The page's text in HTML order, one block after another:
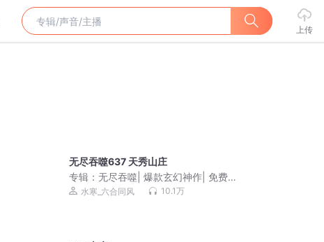
上传
无尽吞噬637 天秀山庄
专辑：无尽吞噬| 爆款玄幻神作| 免费多
人有声剧
水寒_六合同风 10.1万